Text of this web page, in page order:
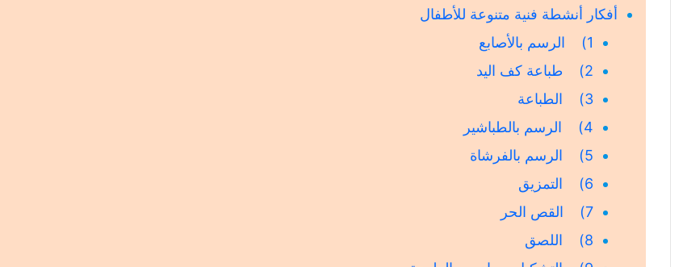
أفكار أنشطة فنية متنوعة للأطفال
1) الرسم بالأصابع
2) طباعة كف اليد
3) الطباعة
4) الرسم بالطباشير
5) الرسم بالفرشاة
6) التمزيق
7) القص الحر
8) اللصق